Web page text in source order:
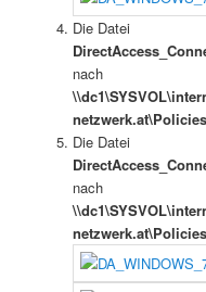
Die Datei
nach
Die Datei
nach